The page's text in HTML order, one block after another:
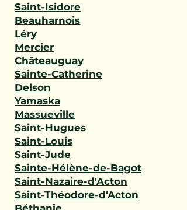
Saint-Isidore
Beauharnois
Léry
Mercier
Châteauguay
Sainte-Catherine
Delson
Yamaska
Massueville
Saint-Hugues
Saint-Louis
Saint-Jude
Sainte-Hélène-de-Bagot
Saint-Nazaire-d'Acton
Saint-Théodore-d'Acton